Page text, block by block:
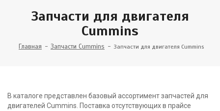
Запчасти для двигателя
Cummins
Главная Запчасти Cummins Запчасти для двигателя Cummins
В каталоге представлен базовый ассортимент запчастей для
двигателей Cummins. Поставка отсутствующих в прайсе